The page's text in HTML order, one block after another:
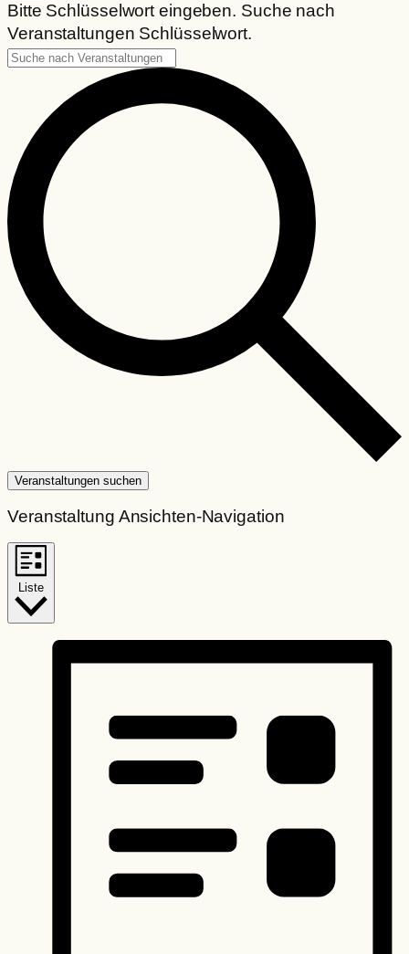
Bitte Schlüsselwort eingeben. Suche nach
Veranstaltungen Schlüsselwort.
Veranstaltungen suchen
Veranstaltung Ansichten-Navigation
Liste